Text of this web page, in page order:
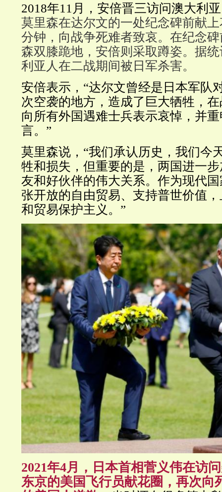
2018年11月，安倍晋三访问澳大利
莫里森在达尔文的一处纪念碑前献
分钟，向战争死难者致哀。在纪念
森双膝跪地，安倍则采取蹲姿。据
利亚人在二战期间被日军杀害。
安倍表示，“达尔文曾经是日本军队
次空袭的地方，造成了巨大牺牲，
向所有外国遇难士兵表示哀悼，并
言。”
莫里森说，“我们承认历史，我们今
牲和损失，但重要的是，两国进一
友和好伙伴的伟大关系。作为现代
张开放的自由贸易、支持普世价值
和贸易保护主义。”
2021年4月，日本首相菅义伟在访
东京的美国飞行员献花圈，再次向